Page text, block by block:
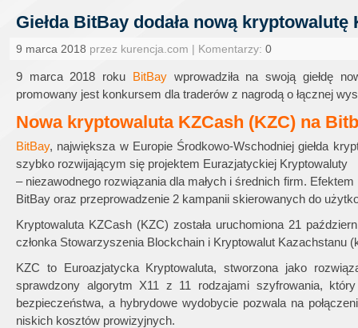
Giełda BitBay dodała nową
9 marca 2018 przez kurencja.com | Komentarzy: 0
9 marca 2018 roku BitBaywprowadziła na swoją giełdę
promowany jest konkursem dla traderów z nagrodą o łącznej
Nowa kryptowaluta KZCash (KZC) na
BitBay, największa w Europie Środkowo-Wschodniej giełda
szybko rozwijającym się projektem Eurazjatyckiej Kryptowaluty
– niezawodnego rozwiązania dla małych i średnich firm.
BitBay oraz przeprowadzenie 2 kampanii skierowanych do
Kryptowaluta KZCash (KZC) została uruchomiona 21
członka Stowarzyszenia Blockchain i Kryptowalut Kazachstanu
KZC to Euroazjatycka Kryptowaluta, stworzona jako
sprawdzony algorytm X11 z 11 rodzajami szyfrowania,
bezpieczeństwa, a hybrydowe wydobycie pozwala na
niskich kosztów prowizyjnych.